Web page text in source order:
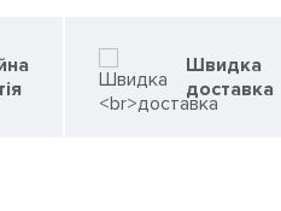
Швидка
доставка